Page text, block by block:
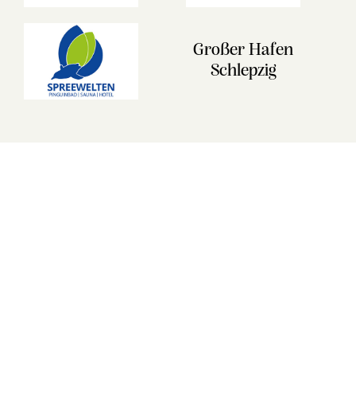
Großer Hafen
Schlepzig